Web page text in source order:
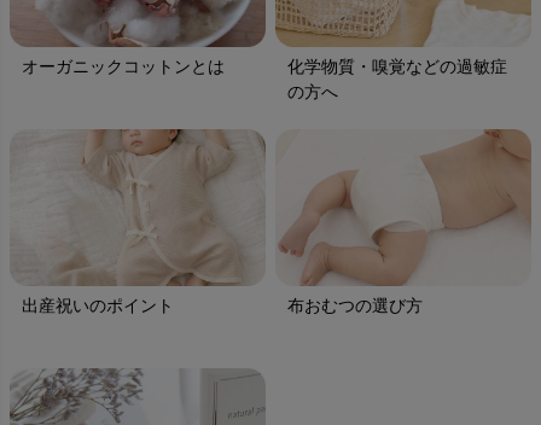
オーガニックコットンとは
化学物質・嗅覚などの過敏症
の方へ
出産祝いのポイント 布おむつの選び方